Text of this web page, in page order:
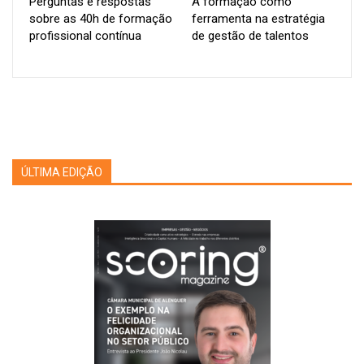
estagnação e o crescimento sustentado.
Neste sentido, estamos a viver numa era em que o
inovação e sustentabilidade. Várias organizações portuguesas
apostam em academias corporativas que desenvolvem não
crítica, a liderança e a inovação dos seus colaboradores.
Internacionalmente, a Google e a Microsoft são referências
pela forma como disponibilizam plataformas de aprendizagem
contínua. A Google, por exemplo, criou o programa
, com cursos técnicos acessíveis a todos os seus
colaboradores, enquanto a Microsoft integra aprendizagem em
sobre as 40h de formação
profissional contínua
ferramenta na estratégia
de gestão de talentos
ÚLTIMA EDIÇÃO